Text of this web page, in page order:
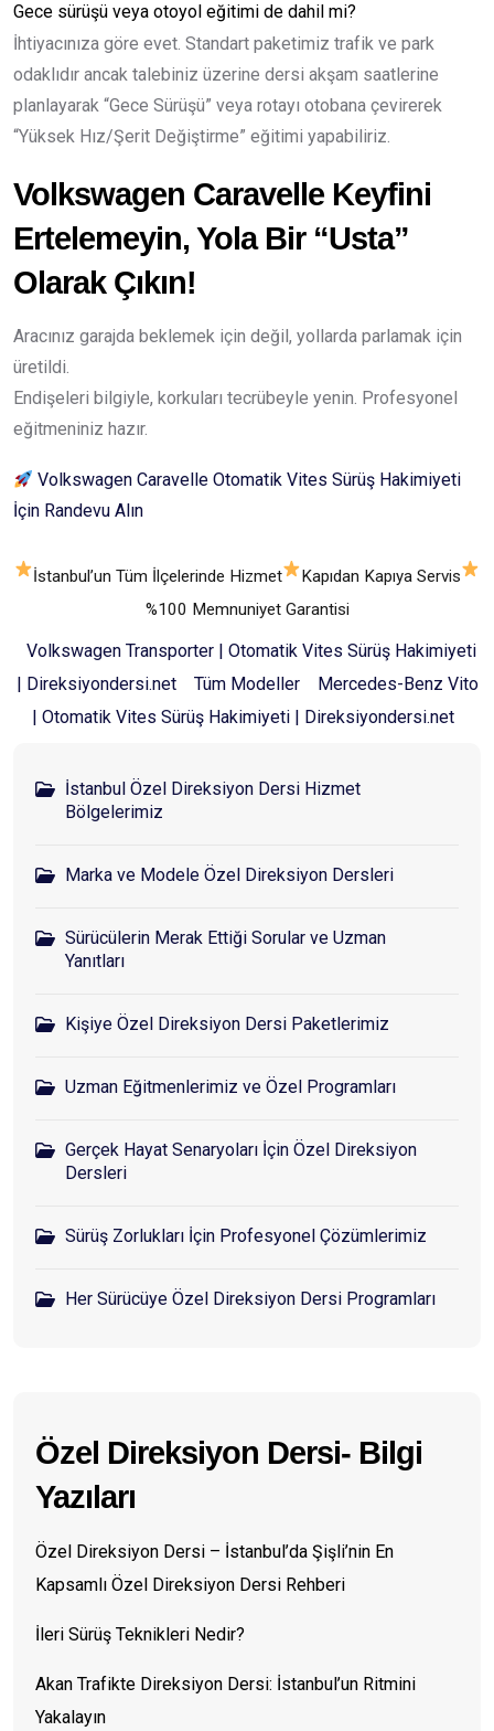
Gece sürüşü veya otoyol eğitimi de dahil mi?
İhtiyacınıza göre evet. Standart paketimiz trafik ve park
odaklıdır ancak talebiniz üzerine dersi akşam saatlerine
planlayarak “Gece Sürüşü” veya rotayı otobana çevirerek
“Yüksek Hız/Şerit Değiştirme” eğitimi yapabiliriz.
Volkswagen Caravelle Keyfini
Ertelemeyin, Yola Bir “Usta”
Olarak Çıkın!
Aracınız garajda beklemek için değil, yollarda parlamak için
üretildi.
Endişeleri bilgiyle, korkuları tecrübeyle yenin. Profesyonel
eğitmeniniz hazır.
Volkswagen Caravelle Otomatik Vites Sürüş Hakimiyeti
İçin Randevu Alın
İstanbul’un Tüm İlçelerinde Hizmet
Kapıdan Kapıya Servis
%100 Memnuniyet Garantisi
Volkswagen Transporter | Otomatik Vites Sürüş Hakimiyeti
| Direksiyondersi.net
Tüm Modeller
Mercedes-Benz Vito
| Otomatik Vites Sürüş Hakimiyeti | Direksiyondersi.net
İstanbul Özel Direksiyon Dersi Hizmet
Bölgelerimiz
Marka ve Modele Özel Direksiyon Dersleri
Sürücülerin Merak Ettiği Sorular ve Uzman
Yanıtları
Kişiye Özel Direksiyon Dersi Paketlerimiz
Uzman Eğitmenlerimiz ve Özel Programları
Gerçek Hayat Senaryoları İçin Özel Direksiyon
Dersleri
Sürüş Zorlukları İçin Profesyonel Çözümlerimiz
Her Sürücüye Özel Direksiyon Dersi Programları
Özel Direksiyon Dersi- Bilgi
Yazıları
Özel Direksiyon Dersi – İstanbul’da Şişli’nin En
Kapsamlı Özel Direksiyon Dersi Rehberi
İleri Sürüş Teknikleri Nedir?
Akan Trafikte Direksiyon Dersi: İstanbul’un Ritmini
Yakalayın